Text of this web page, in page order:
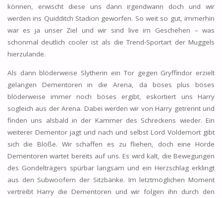
können, erwischt diese uns dann irgendwann doch und wir
werden ins Quidditch Stadion geworfen. So weit so gut, immerhin
war es ja unser Ziel und wir sind live im Geschehen – was
schonmal deutlich cooler ist als die Trend-Sportart der Muggels
hierzulande.
Als dann blöderweise Slytherin ein Tor gegen Gryffindor erzielt
gelangen Dementoren in die Arena, da böses plus böses
blöderweise immer noch böses ergibt, eskortiert uns Harry
sogleich aus der Arena. Dabei werden wir von Harry getrennt und
finden uns alsbald in der Kammer des Schreckens wieder. Ein
weiterer Dementor jagt und nach und selbst Lord Voldemort gibt
sich die Blöße. Wir schaffen es zu fliehen, doch eine Horde
Dementoren wartet bereits auf uns. Es wird kalt, die Bewegungen
des Gondelträgers spürbar langsam und ein Herzschlag erklingt
aus den Subwoofern der Sitzbänke. Im letztmöglichen Moment
vertreibt Harry die Dementoren und wir folgen ihn durch den